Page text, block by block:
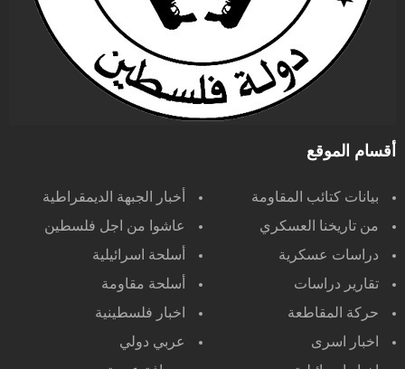
أقسام الموقع
بيانات كتائب المقاومة
أخبار الجبهة الديمقراطية
من تاريخنا العسكري
عاشوا من اجل فلسطين
دراسات عسكرية
أسلحة اسرائيلية
تقارير دراسات
أسلحة مقاومة
حركة المقاطعة
اخبار فلسطينية
اخبار اسرى
عربي دولي